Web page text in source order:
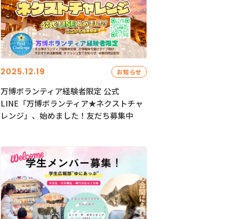
2025.12.19 お知らせ
万博ボランティア経験者限定 公式
LINE「万博ボランティア★ネクストチャ
レンジ」、始めました！友だち募集中